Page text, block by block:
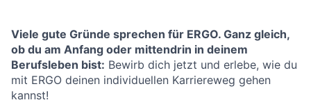
Viele gute Gründe sprechen für ERGO. Ganz gleich,
ob du am Anfang oder mittendrin in deinem
Berufsleben bist: Bewirb dich jetzt und erlebe, wie du
mit ERGO deinen individuellen Karriereweg gehen
kannst!